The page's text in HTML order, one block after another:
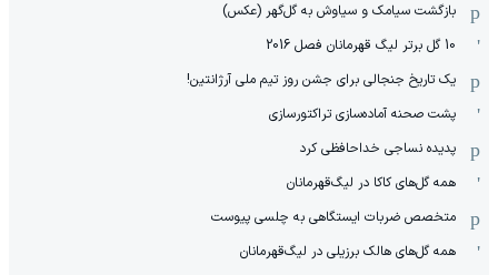
بازگشت سیامک و سیاوش به گل‌گهر (عکس)
10 گل برتر لیگ قهرمانان فصل 2016
یک تاریخ جنجالی برای جشن روز تیم ملی آرژانتین!
پشت صحنه آماده‌سازی تراکتورسازی
پدیده نساجی خداحافظی کرد
همه گل‌های کاکا در لیگ‌قهرمانان
متخصص ضربات ایستگاهی به چلسی پیوست
همه گل‌های هالک برزیلی در لیگ‌قهرمانان